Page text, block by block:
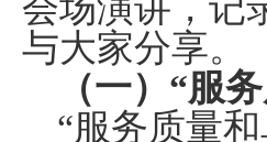
与大家分享。
（一）“服
“服务质量